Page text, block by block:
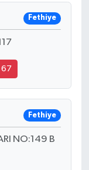
Fethiye
67
Fethiye
NO:149 B